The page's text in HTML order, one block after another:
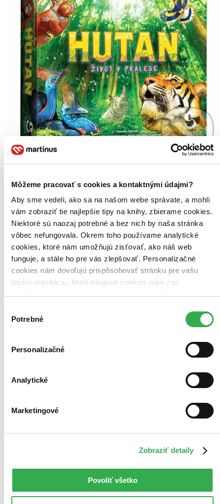
Môžeme pracovať s cookies a kontaktnými údajmi?
Aby sme vedeli, ako sa na našom webe správate, a mohli
vám zobraziť tie najlepšie tipy na knihy, zbierame cookies.
Niektoré sú naozaj potrebné a bez nich by naša stránka
vôbec nefungovala. Okrem toho používame analytické
cookies, ktoré nám umožňujú zisťovať, ako náš web
funguje, a stále ho pre vás zlepšovať. Personalizačné
cookies nám dovoľujú prispôsobovať stránku pre vašu
lepšiu orientáciu. Marketingové cookies nám zas
keby sme mohli používať všetky tieto cookies. Ďakujeme!
súhlasu
Potrebné
Personalizačné
Analytické
Marketingové
Zobraziť detaily
Povoliť všetko
Daniel Skjold Pedersen
V rodinnej hre Hutan – život v pralese sa 1-4 hráči snažia vytvoriť
čo najbohatší prales vďaka sadeniu rastlín a lákaniu zvierat...
Hra
35,05 €
Do 2 – 4 dní
Tento produkt momentálne nemáme na sklade, ale zvyčajne
vám ho vieme zabezpečiť a odoslať do 2 – 4 dní. A
Pridať do zoznamu